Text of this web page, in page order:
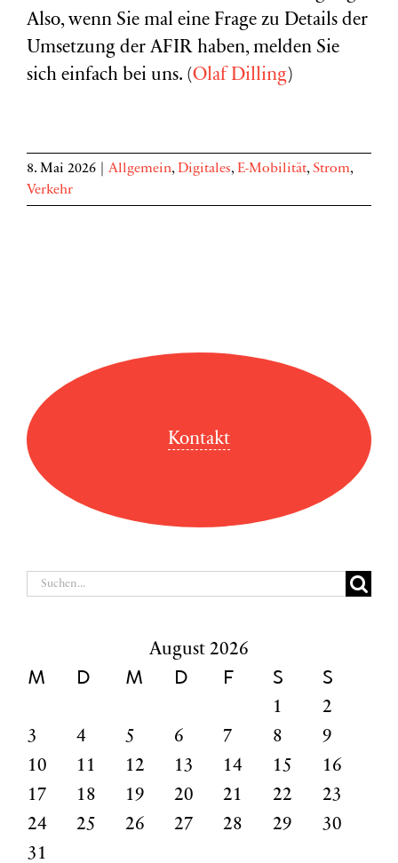
Also, wenn Sie mal eine Frage zu Details der
Umsetzung der AFIR haben, melden Sie
sich einfach bei uns. (Olaf Dilling)
8. Mai 2026 Allgemein, Digitales, E-Mobilität, Strom,
Verkehr
Kontakt
Suche
August 2026
M D M D F S S
1
2
3
4 5 6 7 8
9
10
11 12 13 14 15
16
17
18 19 20 21 22
23
24
25 26 27 28 29
30
31